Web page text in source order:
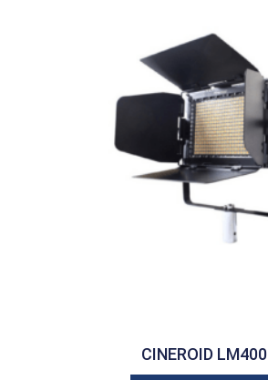
CINEROID LM400